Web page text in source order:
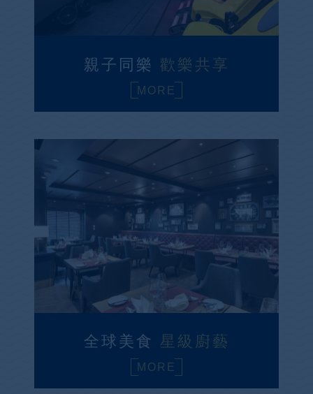
親子同樂 歡樂共享
MORE
全球美食 星級廚藝
MORE